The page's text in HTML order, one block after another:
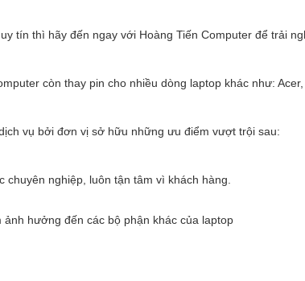
tín thì hãy đến ngay với Hoàng Tiến Computer để trải
còn thay pin cho nhiều dòng laptop khác như: Acer,
vụ bởi đơn vị sở hữu những ưu điểm vượt trội sau:
nghiệp, luôn tận tâm vì khách hàng.
hưởng đến các bộ phận khác của laptop